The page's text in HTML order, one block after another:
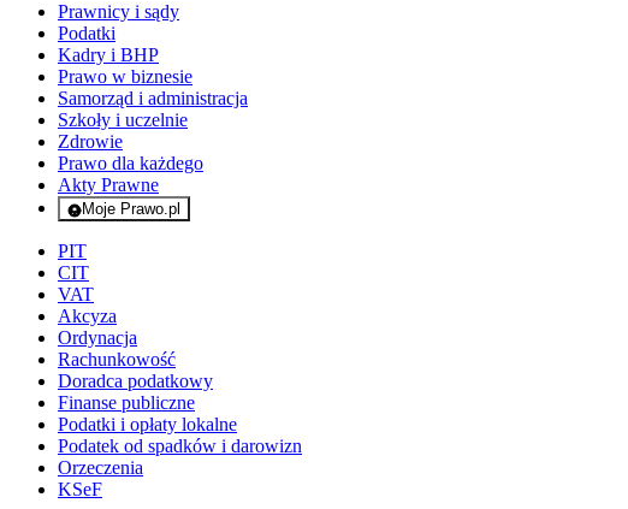
Prawnicy i sądy
Podatki
Kadry i BHP
Prawo w biznesie
Samorząd i administracja
Szkoły i uczelnie
Zdrowie
Prawo dla każdego
Akty Prawne
Moje Prawo.pl
- rejestracja i logowanie do serwisu
PIT
CIT
VAT
Akcyza
Ordynacja
Rachunkowość
Doradca podatkowy
Finanse publiczne
Podatki i opłaty lokalne
Podatek od spadków i darowizn
Orzeczenia
KSeF